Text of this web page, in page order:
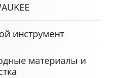
инструмент
материалы и